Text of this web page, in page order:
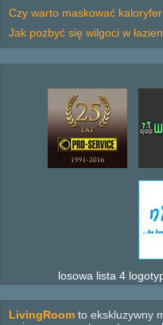
Czy warto maskować
Jak pozbyć się wilgoci w
losowa lista 4
LivingRoom to ekskluzywny